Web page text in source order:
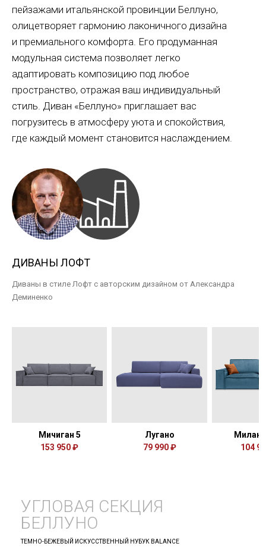
пейзажами итальянской провинции Беллуно,
олицетворяет гармонию лаконичного дизайна
и премиального комфорта. Его продуманная
модульная система позволяет легко
адаптировать композицию под любое
пространство, отражая ваш индивидуальный
стиль. Диван «Беллуно» приглашает вас
погрузитесь в атмосферу уюта и спокойствия,
где каждый момент становится наслаждением.
ДИВАНЫ ЛОФТ
Диваны в стиле Лофт с авторским дизайном от Александра
Деминенко
Мичиган 5
153 950 ₽
Лугано
79 990 ₽
Милан
104
УГЛОВАЯ СЕКЦИЯ
БЕЛЛУНО
ТЕМНО-БЕЖЕВЫЙ ИСКУССТВЕННЫЙ НУБУК BALANCE